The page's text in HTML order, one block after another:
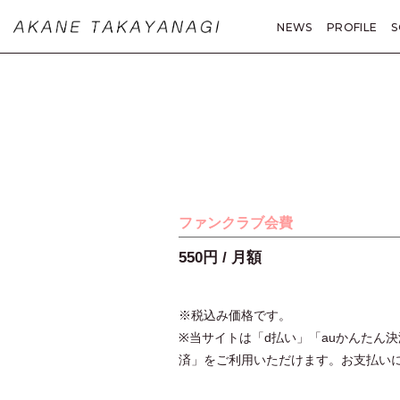
NEWS PROFILE
ファンクラブ会費
550円 / 月額
※税込み価格です。
※当サイトは「d払い」「auかんたん
済」をご利用いただけます。お支払い